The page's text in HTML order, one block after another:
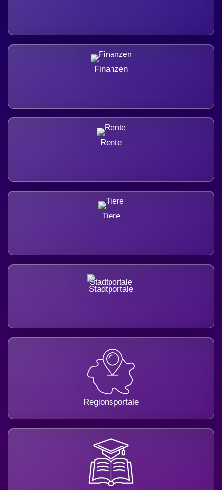
Finanzen
Rente
Tiere
Stadtportale
Regionsportale